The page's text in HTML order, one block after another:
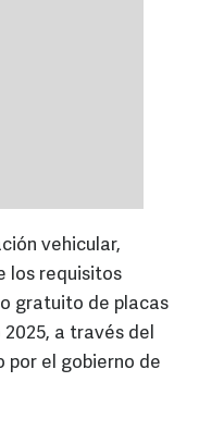
vehicular,
los requisitos
gratuito de placas
a través del
por el gobierno de